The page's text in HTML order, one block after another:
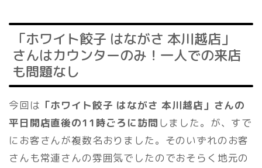
「ホワイト餃子 はながさ 本川越店」
さんはカウンターのみ！一人での来店
も問題なし
今回は 「ホワイト餃子 はながさ 本川越店」さんの
平日開店直後の11時ごろに訪問 しました。が、すで
にお客さんが複数名おりました。そのいずれのお客
さんも常連さんの雰囲気でしたのでおそらく地元の